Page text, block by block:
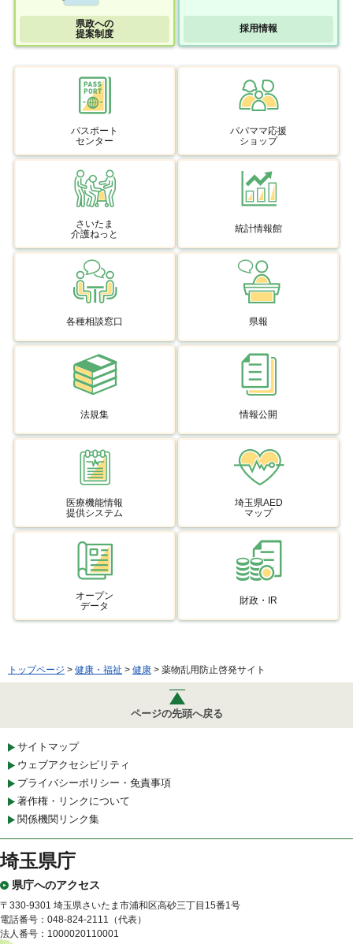
県政への
提案制度
採用情報
パスポート
センター
パパママ応援
ショップ
さいたま
介護ねっと
統計情報館
各種相談窓口 県報
法規集 情報公開
医療機能情報
提供システム
埼玉県AED
マップ
オープン
データ
財政・IR
トップページ > 健康・福祉 > 健康 > 薬物乱用防止啓発サイト
ページの先頭へ戻る
サイトマップ
ウェブアクセシビリティ
プライバシーポリシー・免責事項
著作権・リンクについて
関係機関リンク集
埼玉県庁
県庁へのアクセス
〒330-9301 埼玉県さいたま市浦和区高砂三丁目15番1号
電話番号：048-824-2111（代表）
法人番号：1000020110001